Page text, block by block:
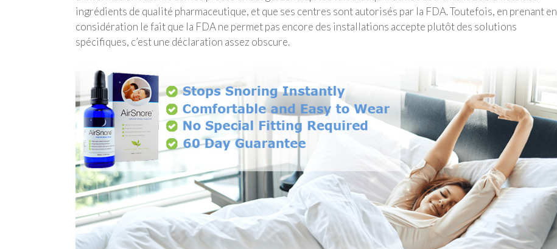
ingrédients de qualité pharmaceutique, et que ses centres sont autorisés par la FDA. Toutefois, en prenant en
considération le fait que la FDA ne permet pas encore des installations accepte plutôt des solutions
spécifiques, c’est une déclaration assez obscure.